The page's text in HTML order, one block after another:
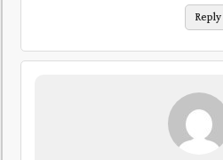
Reply